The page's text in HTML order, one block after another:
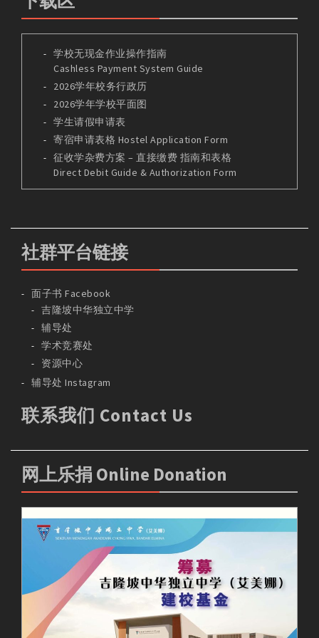
学校无现金作业操作指南
Cashless Payment System Guide
2026学年校务行政历
2026学年学校平面图
学生请假申请表
寄宿申请表格 Hostel Application Form
征收学杂费方案 – 直接缴费 指南和表格
Direct Debit Guide & Authorization Form
社群平台链接
面子书 Facebook
吉隆坡中华独立中学
辅导处
学术竞赛处
资源中心
辅导处 Instagram
联系我们 Contact Us
网上乐捐 Online Donation